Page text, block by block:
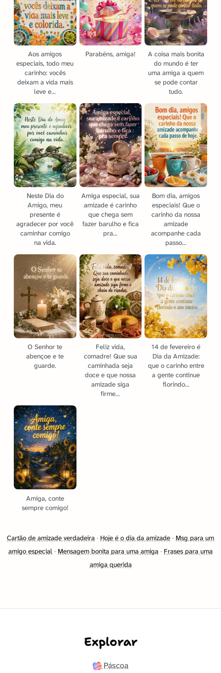
Aos amigos
especiais, todo meu
carinho: vocês
deixam a vida mais
leve e...
Parabéns, amiga!
A coisa mais bonita
do mundo é ter
uma amiga a quem
se pode contar
tudo.
Neste Dia do
Amigo, meu
presente é
agradecer por você
caminhar comigo
na vida.
Amiga especial, sua
amizade é carinho
que chega sem
fazer barulho e fica
pra...
Bom dia, amigos
especiais! Que o
carinho da nossa
amizade
acompanhe cada
passo...
O Senhor te
abençoe e te
guarde.
Feliz vida,
comadre! Que sua
caminhada seja
doce e que nossa
amizade siga
firme...
14 de fevereiro é
Dia da Amizade:
que o carinho entre
a gente continue
florindo...
Amiga, conte
sempre comigo!
Cartão de amizade verdadeira · Hoje é o dia da amizade · Msg para um
amigo especial · Mensagem bonita para uma amiga · Frases para uma
amiga querida
Explorar
Páscoa